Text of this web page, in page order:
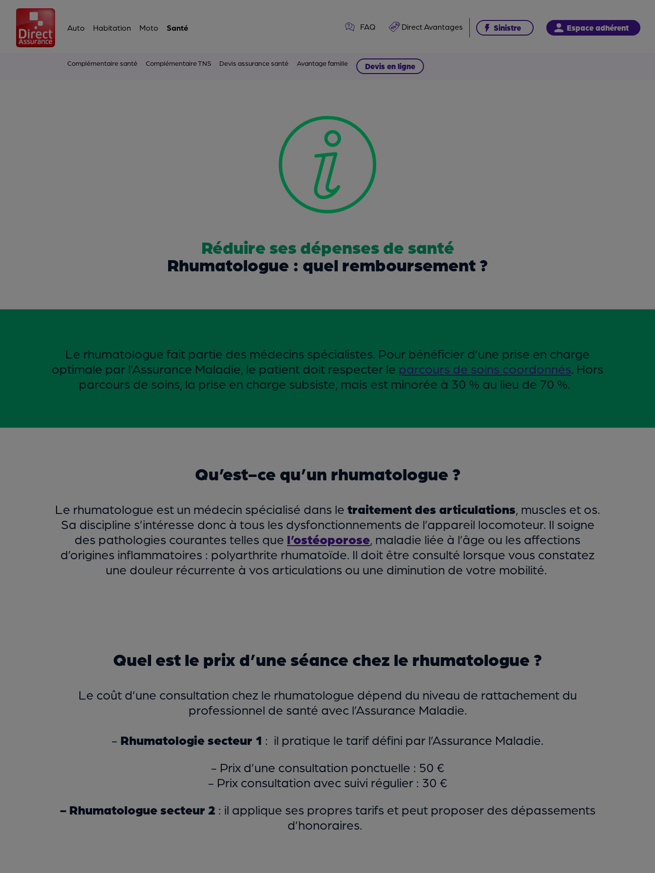
Auto Habitation Moto Santé
Complémentaire santé Complémentaire TNS Devis assurance santé Avantage famille Devis en ligne
FAQ Direct Avantages Sinistre Espace adhérent
Réduire ses dépenses de santé
Rhumatologue : quel remboursement ?
Le rhumatologue fait partie des médecins spécialistes. Pour bénéficier d’une prise en charge
optimale par l’Assurance Maladie, le patient doit respecter le parcours de soins coordonnés. Hors
parcours de soins, la prise en charge subsiste, mais est minorée à 30 % au lieu de 70 %.
Qu’est-ce qu’un rhumatologue ?
Le rhumatologue est un médecin spécialisé dans le traitement des articulations , muscles et os.
Sa discipline s’intéresse donc à tous les dysfonctionnements de l’appareil locomoteur. Il soigne
des pathologies courantes telles que l’ostéoporose , maladie liée à l’âge ou les affections
d’origines inflammatoires : polyarthrite rhumatoïde. Il doit être consulté lorsque vous constatez
une douleur récurrente à vos articulations ou une diminution de votre mobilité.
Quel est le prix d’une séance chez le rhumatologue ?
Le coût d’une consultation chez le rhumatologue dépend du niveau de rattachement du
professionnel de santé avec l’Assurance Maladie.
- Rhumatologie secteur 1 : il pratique le tarif défini par l’Assurance Maladie.
- Prix d’une consultation ponctuelle : 50 €
- Prix consultation avec suivi régulier : 30 €
- Rhumatologue secteur 2 : il applique ses propres tarifs et peut proposer des dépassements
d’honoraires.